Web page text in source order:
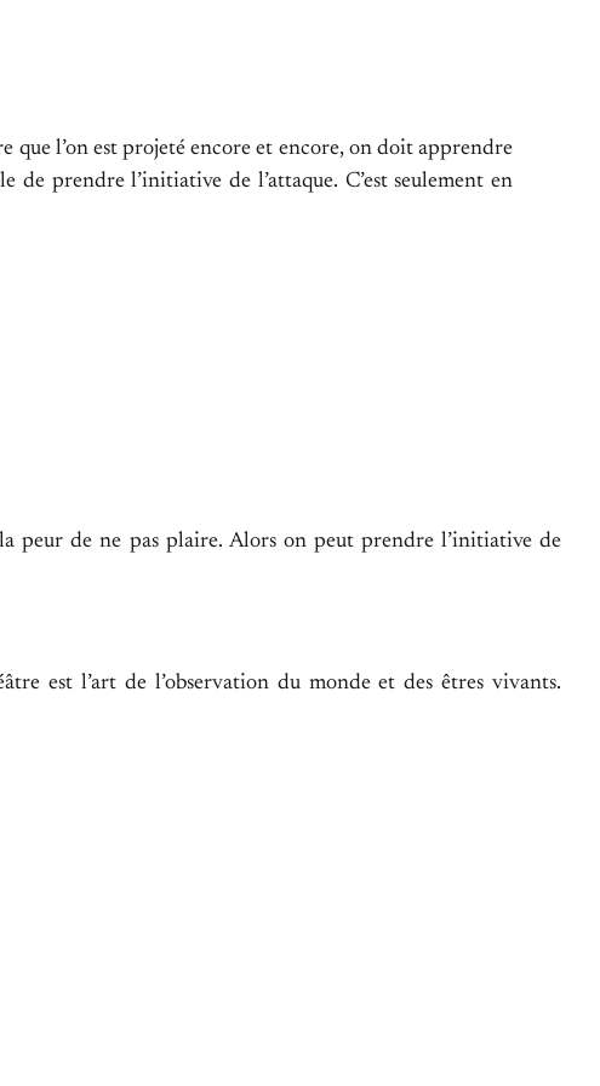
que l’on est projeté encore et encore, on doit apprendre
de prendre l’initiative de l’attaque. C’est seulement en
peur de ne pas plaire. Alors on peut prendre l’initiative de
est l’art de l’observation du monde et des êtres vivants.